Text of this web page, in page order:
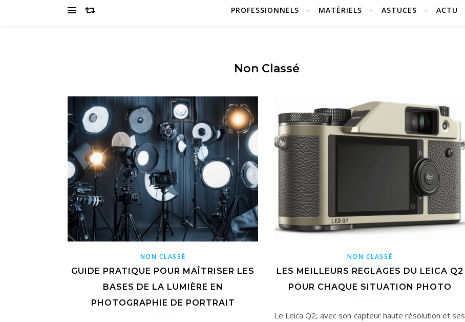
PROFESSIONNELS MATÉRIELS ASTUCES ACTU
Non Classé
NON CLASSÉ
GUIDE PRATIQUE POUR MAÎTRISER LES
BASES DE LA LUMIÈRE EN
PHOTOGRAPHIE DE PORTRAIT
NON CLASSÉ
LES MEILLEURS REGLAGES DU LEICA Q2
POUR CHAQUE SITUATION PHOTO
Le Leica Q2, avec son capteur haute résolution et ses